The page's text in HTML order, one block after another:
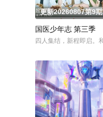
更新20260807第9期
国医少年志 第三季
四人集结，新程即启。